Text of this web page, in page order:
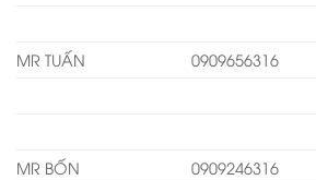
MR TUẤN
0909656316
MR BỐN
0909246316